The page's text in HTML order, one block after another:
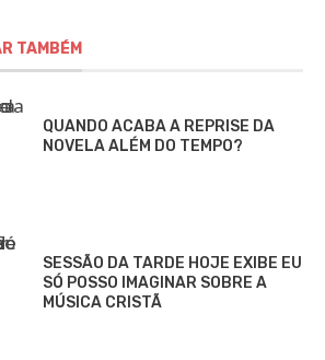
TAMBÉM
QUANDO ACABA A REPRISE DA
NOVELA ALÉM DO TEMPO?
SESSÃO DA TARDE HOJE EXIBE EU
SÓ POSSO IMAGINAR SOBRE A
MÚSICA CRISTÃ